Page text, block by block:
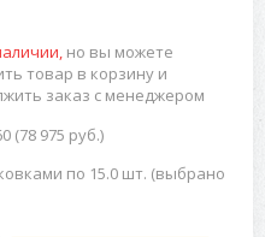
но вы можете
товар в корзину и
заказ с менеджером
(78 975 руб.)
по 15.0 шт. (выбрано